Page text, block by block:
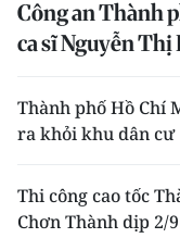
Công an Thành
ca sĩ Nguyễn Thị
Thành phố Hồ Chí
ra khỏi khu dân cư
Thi công cao tốc
Chơn Thành dịp 2/9